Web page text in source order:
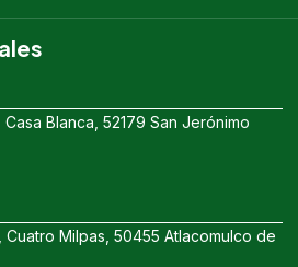
Blanca, 52179 San Jerónimo
Milpas, 50455 Atlacomulco de